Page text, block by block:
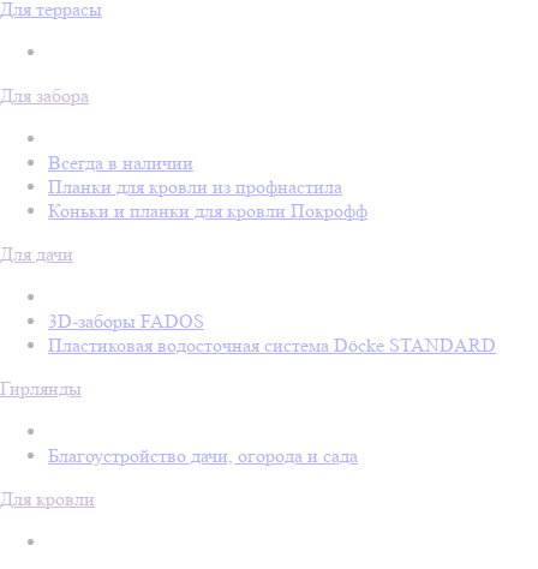
Для террасы
Для забора
Всегда в наличии
Планки для кровли из профнастила
Коньки и планки для кровли Покрофф
Для дачи
3D-заборы FADOS
Пластиковая водосточная система Döcke STANDARD
Гирлянды
Благоустройство дачи, огорода и сада
Для кровли